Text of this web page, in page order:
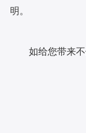
明。
如给您带来